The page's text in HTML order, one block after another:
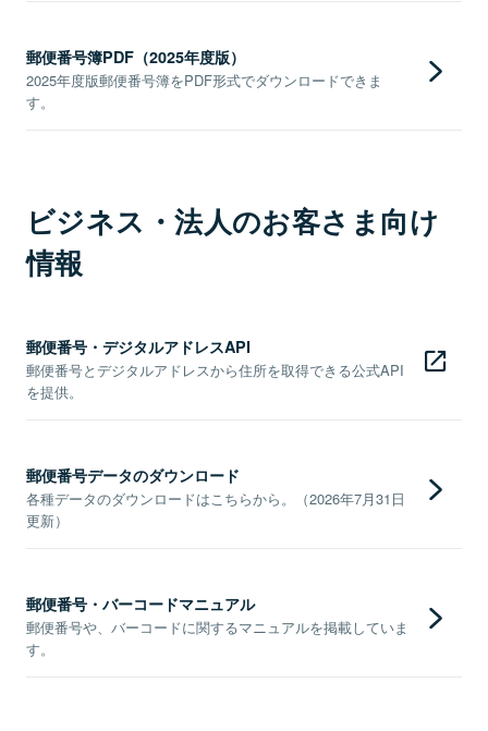
郵便番号簿PDF（2025年度版）
2025年度版郵便番号簿をPDF形式でダウンロードできま
す。
ビジネス・法人のお客さま向け
情報
郵便番号・デジタルアドレスAPI
郵便番号とデジタルアドレスから住所を取得できる公式API
を提供。
郵便番号データのダウンロード
各種データのダウンロードはこちらから。（2026年7月31日
更新）
郵便番号・バーコードマニュアル
郵便番号や、バーコードに関するマニュアルを掲載していま
す。